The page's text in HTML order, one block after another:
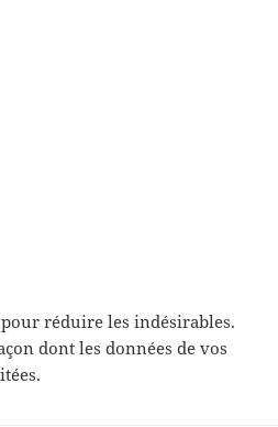
réduire les indésirables.
dont les données de vos
.